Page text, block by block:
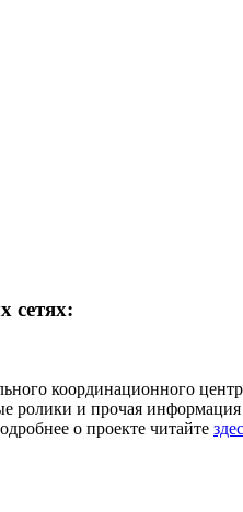
сетях:
координационного
ролики и прочая
о проекте читайте